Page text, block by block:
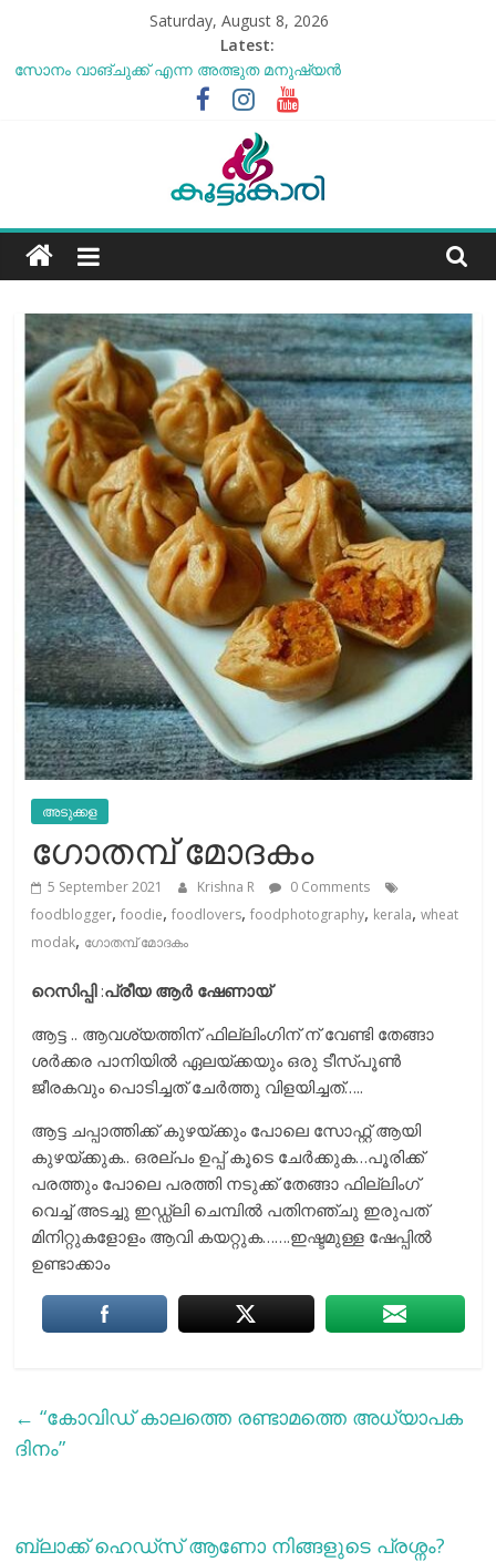
content
Saturday, August 8, 2026
Latest:
സോനം വാങ്ചുക്ക് എന്ന അത്ഭുത മനുഷ്യന്‍
എൻ്റെ ആരോഗ്യം മോശമാണ്, പക്ഷെ പോരാട്ടം തുടരും”
കാലാവസ്ഥയ്ക്ക്അനുയോജ്യമോ?..
Koottukari
Kottukari
അടുക്കള
ഗോതമ്പ് മോദകം
5 September 2021 Krishna R
0 Comments
foodblogger,foodie,foodlovers,foodphotography, kerala,wheat
modak, ഗോതമ്പ് മോദകം
റെസിപ്പി:പ്രീയ ആര്‍ ഷേണായ്
ആട്ട .. ആവശ്യത്തിന് ഫില്ലിംഗിന് ന് വേണ്ടി തേങ്ങാ
ശർക്കര പാനിയിൽ ഏലയ്ക്കയും ഒരു ടീസ്പൂൺ
ജീരകവും പൊടിച്ചത് ചേർത്തു വിളയിച്ചത്…..
ആട്ട ചപ്പാത്തിക്ക് കുഴയ്ക്കും പോലെ സോഫ്റ്റ് ആയി
കുഴയ്ക്കുക.. ഒരല്പം ഉപ്പ് കൂടെ ചേർക്കുക…പൂരിക്ക്
പരത്തും പോലെ പരത്തി നടുക്ക് തേങ്ങാ ഫില്ലിംഗ്
വെച്ച് അടച്ചു ഇഡ്ഡ്ലി ചെമ്പിൽ പതിനഞ്ചു ഇരുപത്
മിനിറ്റുകളോളം ആവി കയറ്റുക…….ഇഷ്ടമുള്ള ഷേപ്പിൽ
ഉണ്ടാക്കാം
← “കോവിഡ് കാലത്തെ രണ്ടാമത്തെ അധ്യാപക
ദിനം”
ബ്ലാക്ക് ഹെഡ്സ് ആണോ നിങ്ങളുടെ പ്രശ്നം?